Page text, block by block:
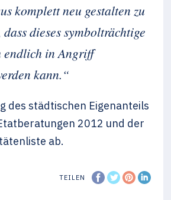
komplett neu gestalten zu
dieses symbolträchtige
endlich in Angriff
kann.“
des städtischen Eigenanteils
2012 und der
ab.
TEILEN